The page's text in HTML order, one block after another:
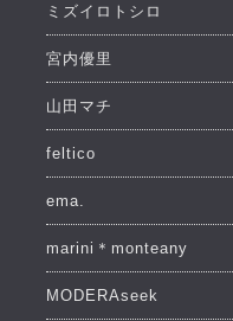
ミズイロトシロ
宮内優里
山田マチ
feltico
ema.
marini＊monteany
MODERAseek